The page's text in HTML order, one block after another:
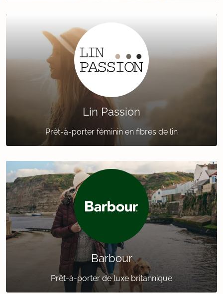
Lin Passion
Prêt-à-porter féminin en fibres de lin
Barbour
Prêt-à-porter de luxe britannique